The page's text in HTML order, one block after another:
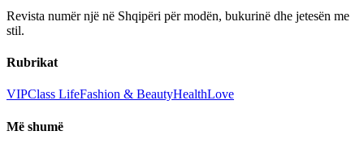
Revista numër një në Shqipëri për modën, bukurinë dhe jetesën me
stil.
Rubrikat
VIPClass LifeFashion & BeautyHealthLove
Më shumë